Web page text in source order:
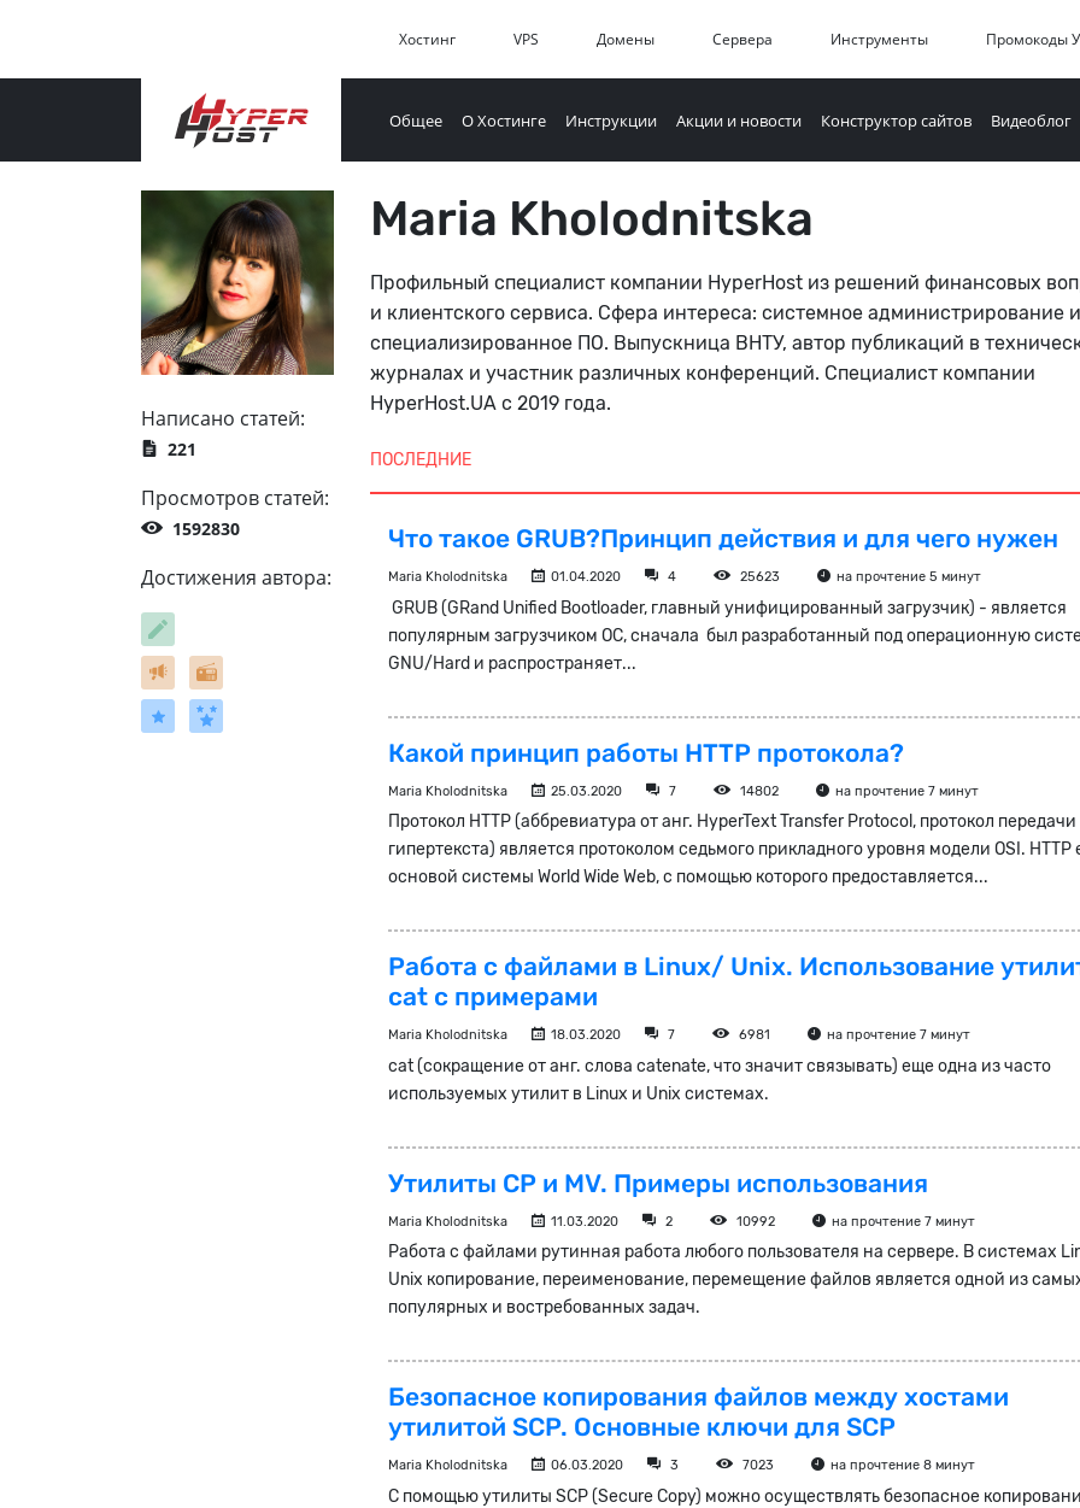
Хостинг VPS Домены Сервера Инструменты Промокоды
Общее О Хостинге Инструкции Акции и новости Конструктор сайтов Видеоблог
Написано статей:
221
Просмотров статей:
1592830
Достижения автора:
Maria Kholodnitska
Профильный специалист компании HyperHost из решений финансовых
и клиентского сервиса. Сфера интереса: системное администрирование и
специализированное ПО. Выпускница ВНТУ, автор публикаций в
журналах и участник различных конференций. Специалист компании
HyperHost.UA с 2019 года.
ПОСЛЕДНИЕ
Что такое GRUB?Принцип действия и для чего нужен
Maria Kholodnitska 01.04.2020 4 25623 на прочтение 5 минут
GRUB (GRand Unified Bootloader, главный унифицированный загрузчик) - является
популярным загрузчиком ОС, сначала был разработанный под операционную
GNU/Hard и распространяет...
Какой принцип работы HTTP протокола?
Maria Kholodnitska 25.03.2020 7 14802 на прочтение 7 минут
Протокол HTTP (аббревиатура от анг. HyperText Transfer Protocol, протокол передачи
гипертекста) является протоколом седьмого прикладного уровня модели OSI. HTTP
основой системы World Wide Web, с помощью которого предоставляется...
Работа с файлами в Linux/ Unix. Использование
cat с примерами
Maria Kholodnitska 18.03.2020 7 6981 на прочтение 7 минут
cat (сокращение от анг. слова catenate, что значит связывать) еще одна из часто
используемых утилит в Linux и Unix системах.
Утилиты CP и MV. Примеры использования
Maria Kholodnitska 11.03.2020 2 10992 на прочтение 7 минут
Работа с файлами рутинная работа любого пользователя на сервере. В системах
Unix копирование, переименование, перемещение файлов является одной из
популярных и востребованных задач.
Безопасное копирования файлов между хостами
утилитой SCP. Основные ключи для SCP
Maria Kholodnitska 06.03.2020 3 7023 на прочтение 8 минут
С помощью утилиты SCP (Secure Copy) можно осуществлять безопасное